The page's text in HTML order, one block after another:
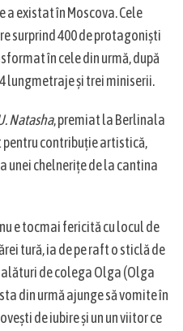
a existat în Moscova. Cele
surprind 400 de protagoniști
în cele din urmă, după
lungmetraje și trei miniserii.
Natasha, premiat la Berlinala
pentru contribuție artistică,
unei chelnerițe de la cantina
e tocmai fericită cu locul de
tură, ia de pe raft o sticlă de
de colega Olga (Olga
din urmă ajunge să vomite în
de iubire și un un viitor ce